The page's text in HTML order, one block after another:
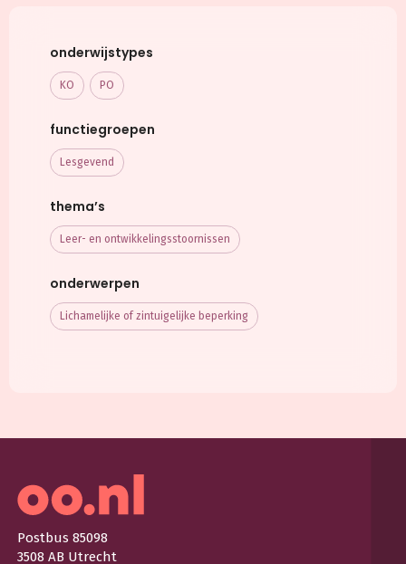
onderwijstypes
KO PO
functiegroepen
Lesgevend
thema’s
Leer- en ontwikkelings­stoornissen
onderwerpen
Lichamelijke of zintuigelijke beperking
Postbus 85098
3508 AB Utrecht